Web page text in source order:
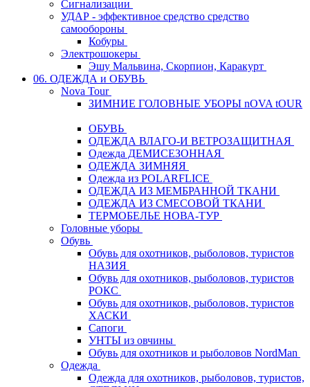
Сигнализации
УДАР - эффективное средство средство
самообороны
Кобуры
Электрошокеры
Эшу Мальвина, Скорпион, Каракурт
06. ОДЕЖДА и ОБУВЬ
Nova Tour
ЗИМНИЕ ГОЛОВНЫЕ УБОРЫ nOVA tOUR
ОБУВЬ
ОДЕЖДА ВЛАГО-И ВЕТРОЗАЩИТНАЯ
Одежда ДЕМИСЕЗОННАЯ
ОДЕЖДА ЗИМНЯЯ
Одежда из POLARFLICE
ОДЕЖДА ИЗ МЕМБРАННОЙ ТКАНИ
ОДЕЖДА ИЗ СМЕСОВОЙ ТКАНИ
ТЕРМОБЕЛЬЕ НОВА-ТУР
Головные уборы
Обувь
Обувь для охотников, рыболовов, туристов
НАЗИЯ
Обувь для охотников, рыболовов, туристов
РОКС
Обувь для охотников, рыболовов, туристов
ХАСКИ
Сапоги
УНТЫ из овчины
Обувь для охотников и рыболовов NordMan
Одежда
Одежда для охотников, рыболовов, туристов,